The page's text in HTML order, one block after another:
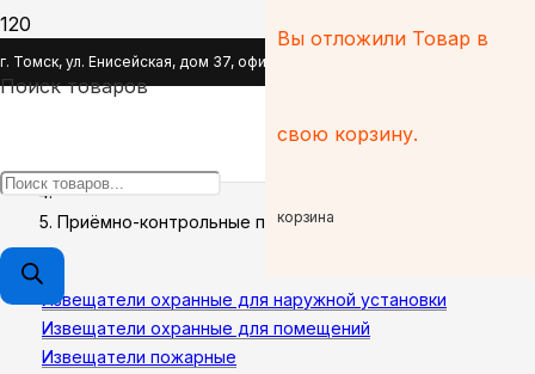
г. Томск, ул. Енисейская, дом 37, офис 110
Поиск товаров
Вы отложили Товар в
свою корзину.
корзина
Приёмно-контрольные приборы
Приёмно-контрольные приборы
Извещатели охранные для наружной установки
Извещатели охранные для помещений
Извещатели пожарные